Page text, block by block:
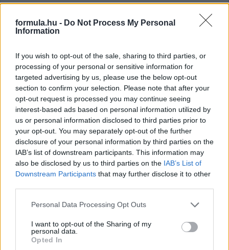
formula.hu - Do Not Process My Personal
Information
If you wish to opt-out of the sale, sharing to third parties, or
processing of your personal or sensitive information for
targeted advertising by us, please use the below opt-out
section to confirm your selection. Please note that after your
opt-out request is processed you may continue seeing
interest-based ads based on personal information utilized by
us or personal information disclosed to third parties prior to
your opt-out. You may separately opt-out of the further
disclosure of your personal information by third parties on the
IAB’s list of downstream participants. This information may
also be disclosed by us to third parties on the IAB’s List of
Downstream Participants that may further disclose it to other
Please note that this website/app uses one or more Google
not limited to your visit or usage behaviour. You may click to
grant or deny consent to Google and its third-party tags to
use your data for below specified purposes in below Google
Personal Data Processing Opt Outs
I want to opt-out of the Sharing of my
personal data.
Opted In
Sargeantot is kiküldik, ha ellenőrizték a padlólemezét. Az
mondjuk Albonéra is ráférne a látottak alapján...
23:13
Az utolsó négy helyen tehát az elmúlt hetek sztárcsapata, a
McLaren, valamint az elmúlt másfél nap sztárcsapata, a
Williams. Meg Stroll.
Jelenleg Stroll, Albon, Piastri, Norris és Sargeant kieső helyen.
Az amerikai körét törölték pályaelhagyás miatt, bár nem is
szerzett vele előnyt, sokkal inkább hibázott, sőt a padlólemezt
is odaverte.
23:11
legjobb szektoridő, ennek ellenére Albon csak a 16., Sargeant
csak a 19. helyen. Össze kell rakni egy rendes kört, különben
idő előtt véget ér a csoda...